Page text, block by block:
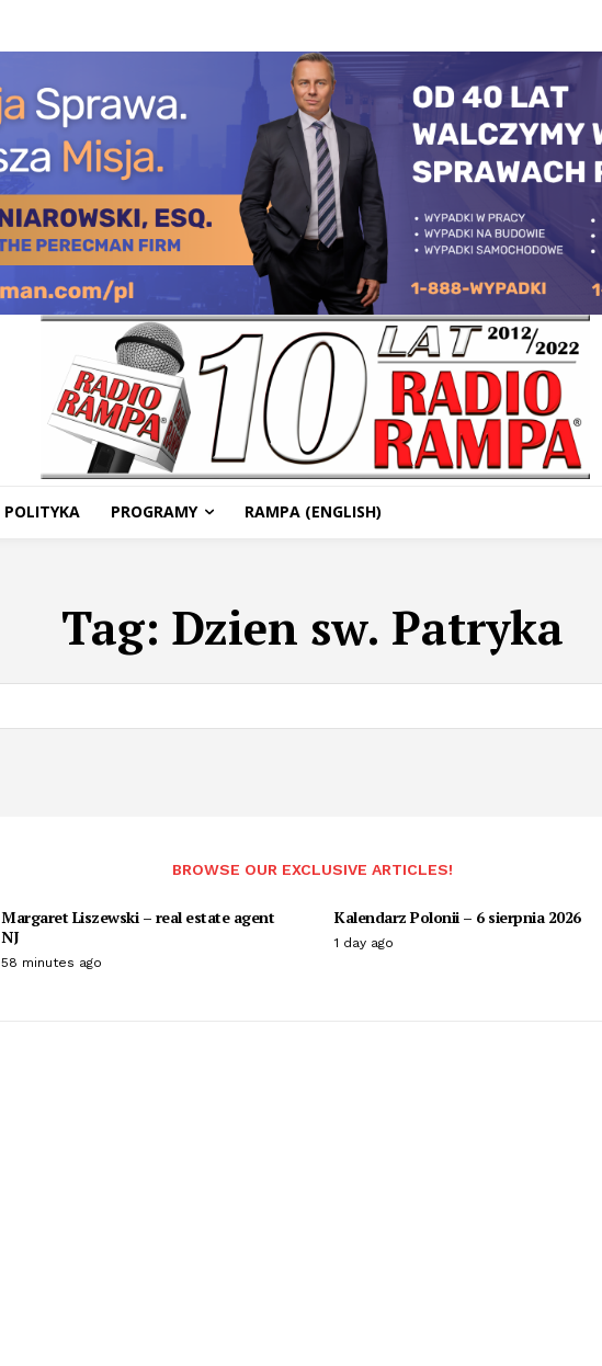
POLITYKA PROGRAMY RAMPA (ENGLISH)
Tag: Dzien sw. Patryka
BROWSE OUR EXCLUSIVE ARTICLES!
Margaret Liszewski – real estate agent
NJ
58 minutes ago
Kalendarz Polonii – 6 sierpnia 2026
1 day ago